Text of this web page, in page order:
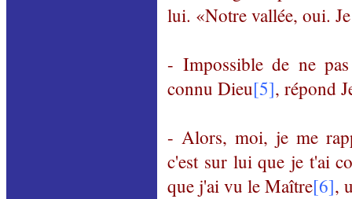
lui. «Notre vallée, oui.
- Impossible de ne
connu Dieu[5], répond
- Alors, moi, je me
c'est sur lui que je t'ai
que j'ai vu le Maître[6],